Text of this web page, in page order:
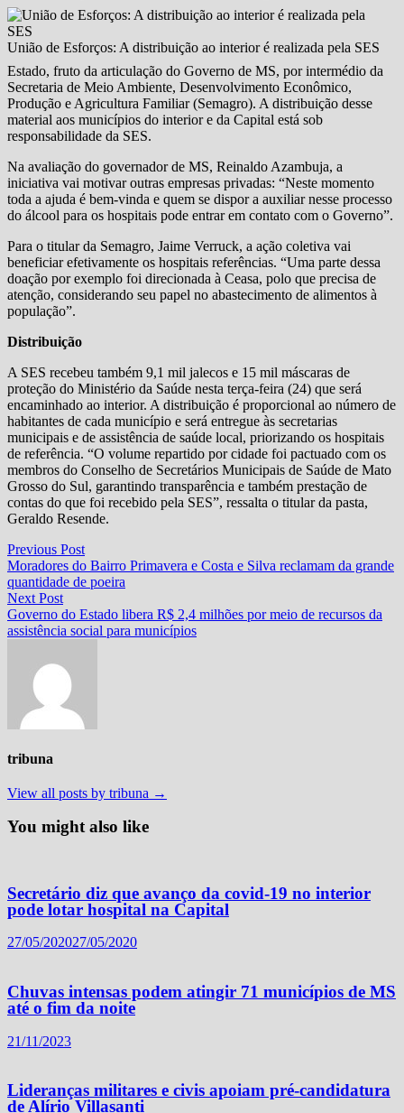
União de Esforços: A distribuição ao interior é realizada pela SES
Estado, fruto da articulação do Governo de MS, por intermédio da
Secretaria de Meio Ambiente, Desenvolvimento Econômico,
Produção e Agricultura Familiar (Semagro). A distribuição desse
material aos municípios do interior e da Capital está sob
responsabilidade da SES.
Na avaliação do governador de MS, Reinaldo Azambuja, a
iniciativa vai motivar outras empresas privadas: “Neste momento
toda a ajuda é bem-vinda e quem se dispor a auxiliar nesse processo
do álcool para os hospitais pode entrar em contato com o Governo”.
Para o titular da Semagro, Jaime Verruck, a ação coletiva vai
beneficiar efetivamente os hospitais referências. “Uma parte dessa
doação por exemplo foi direcionada à Ceasa, polo que precisa de
atenção, considerando seu papel no abastecimento de alimentos à
população”.
Distribuição
A SES recebeu também 9,1 mil jalecos e 15 mil máscaras de
proteção do Ministério da Saúde nesta terça-feira (24) que será
encaminhado ao interior. A distribuição é proporcional ao número de
habitantes de cada município e será entregue às secretarias
municipais e de assistência de saúde local, priorizando os hospitais
de referência. “O volume repartido por cidade foi pactuado com os
membros do Conselho de Secretários Municipais de Saúde de Mato
Grosso do Sul, garantindo transparência e também prestação de
contas do que foi recebido pela SES”, ressalta o titular da pasta,
Geraldo Resende.
Navegação
de
Post
Previous PostPrevious
post:
Moradores do Bairro Primavera e Costa e Silva reclamam da grande
quantidade de poeira
Next PostNext
post:
Governo do Estado libera R$ 2,4 milhões por meio de recursos da
assistência social para municípios
tribuna
View all posts by tribuna →
You might also like
Secretário diz que avanço da covid-19 no interior
pode lotar hospital na Capital
27/05/202027/05/2020
Chuvas intensas podem atingir 71 municípios de MS
até o fim da noite
21/11/2023
Lideranças militares e civis apoiam pré-candidatura
de Alírio Villasanti